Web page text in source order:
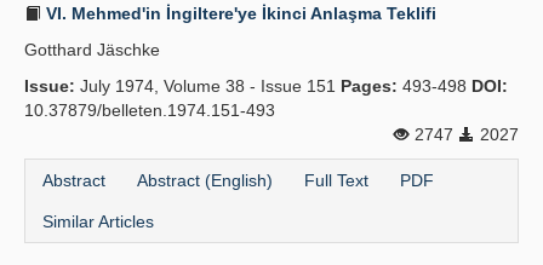
VI. Mehmed'in İngiltere'ye İkinci Anlaşma Teklifi
Gotthard Jäschke
Issue: July 1974, Volume 38 - Issue 151 Pages: 493-498 DOI:
10.37879/belleten.1974.151-493
2747
2027
Abstract Abstract (English) Full Text PDF
Similar Articles